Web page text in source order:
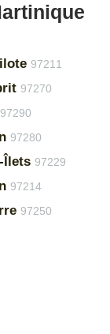
97211
97270
97290
97280
Îlets 97229
97214
97250